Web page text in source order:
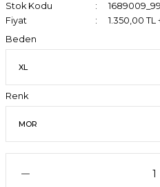
Stok Kodu
Fiyat
1.350,00 TL
Beden
Renk